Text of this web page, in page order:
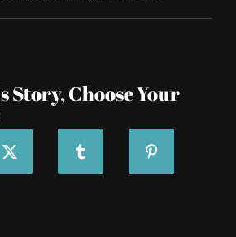
personalizado,
Story, Choose Your